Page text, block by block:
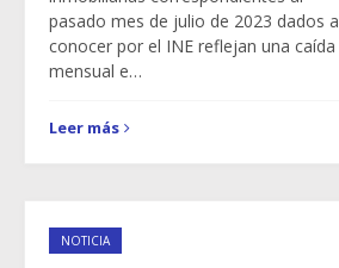
pasado mes de julio de 2023 dados a
conocer por el INE reflejan una caída
mensual e…
Leer más
NOTICIA